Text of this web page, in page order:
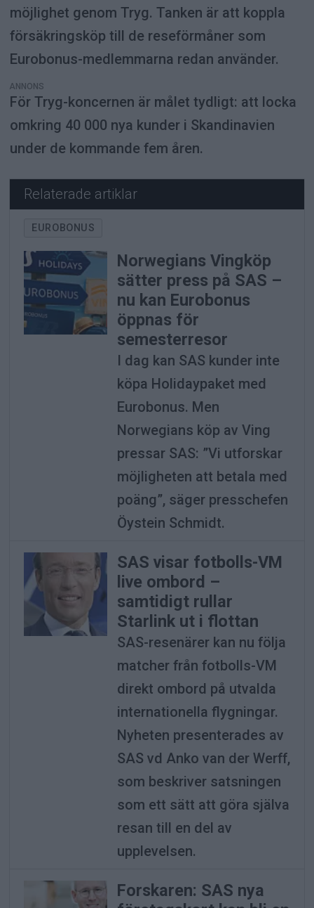
möjlighet genom Tryg. Tanken är att koppla
försäkringsköp till de reseförmåner som
Eurobonus-medlemmarna redan använder.
ANNONS
För Tryg-koncernen är målet tydligt: att locka
omkring 40 000 nya kunder i Skandinavien
under de kommande fem åren.
Relaterade artiklar
EUROBONUS
Norwegians Vingköp
sätter press på SAS –
nu kan Eurobonus
öppnas för
semesterresor
I dag kan SAS kunder inte
köpa Holidaypaket med
Eurobonus. Men
Norwegians köp av Ving
pressar SAS: ”Vi utforskar
möjligheten att betala med
poäng”, säger presschefen
Öystein Schmidt.
SAS visar fotbolls-VM
live ombord –
samtidigt rullar
Starlink ut i flottan
SAS-resenärer kan nu följa
matcher från fotbolls-VM
direkt ombord på utvalda
internationella flygningar.
Nyheten presenterades av
SAS vd Anko van der Werff,
som beskriver satsningen
som ett sätt att göra själva
resan till en del av
upplevelsen.
Forskaren: SAS nya